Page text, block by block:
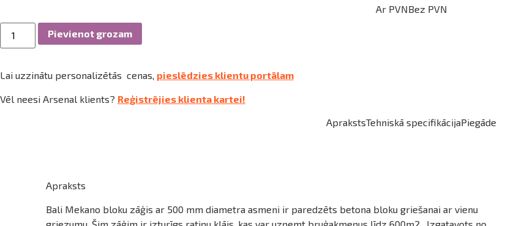
daļu pasūtīšana
Ar PVNBez PVN
Galda
zāģis
SIMA
500
Pievienot grozam
Lai uzzinātu personalizētās cenas, pieslēdzies klientu portālam
Vēl neesi Arsenal klients? Reģistrējies klienta kartei!
AprakstsTehniskā specifikācijaPiegāde
Apraksts
Bali Mekano bloku zāģis ar 500 mm diametra asmeni ir paredzēts betona bloku griešanai ar vienu